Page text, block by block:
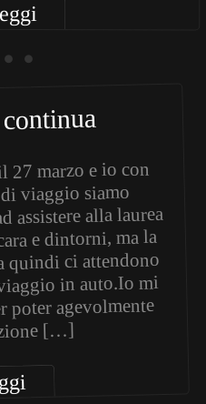
•
27 marzo e io con
viaggio siamo
assistere alla laurea
e dintorni, ma la
quindi ci attendono
in auto.Io mi
poter agevolmente
[…]